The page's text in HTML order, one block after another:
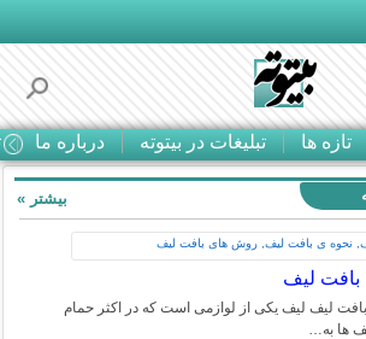
تازه ها تبلیغات در بیتوته درباره ما
لیف
لیف لیف یکی از لوازمی است که در اکثر حمام
ها به…
بیشتر »